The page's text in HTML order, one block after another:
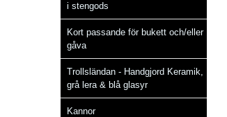
i stengods
Kort passande för bukett och/eller
gåva
Trollsländan - Handgjord Keramik,
grå lera & blå glasyr
Kannor